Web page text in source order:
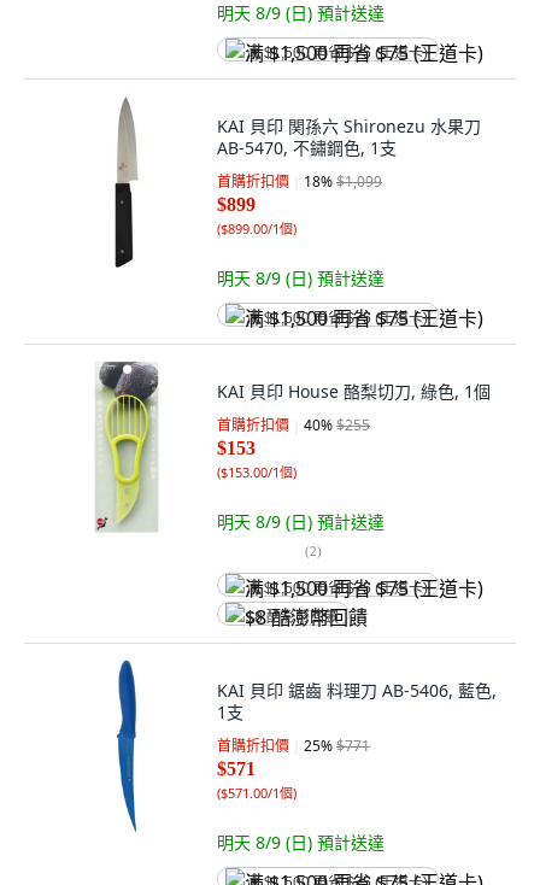
明天 8/9 (日) 預計送達
满 $1,500 再省 $75 (王道卡)
KAI 貝印 関孫六 Shironezu 水果刀
AB-5470, 不鏽鋼色, 1支
首購折扣價 18%$1,099
$899
($899.00/1個)
明天 8/9 (日) 預計送達
满 $1,500 再省 $75 (王道卡)
KAI 貝印 House 酪梨切刀, 綠色, 1個
首購折扣價 40%$255
$153
($153.00/1個)
明天 8/9 (日) 預計送達
(2)
满 $1,500 再省 $75 (王道卡)
$8 酷澎幣回饋
KAI 貝印 鋸齒 料理刀 AB-5406, 藍色,
1支
首購折扣價 25%$771
$571
($571.00/1個)
明天 8/9 (日) 預計送達